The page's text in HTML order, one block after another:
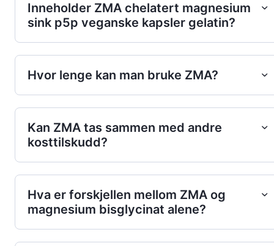
Inneholder ZMA chelatert magnesium
sink p5p veganske kapsler gelatin?
Hvor lenge kan man bruke ZMA?
Kan ZMA tas sammen med andre
kosttilskudd?
Hva er forskjellen mellom ZMA og
magnesium bisglycinat alene?